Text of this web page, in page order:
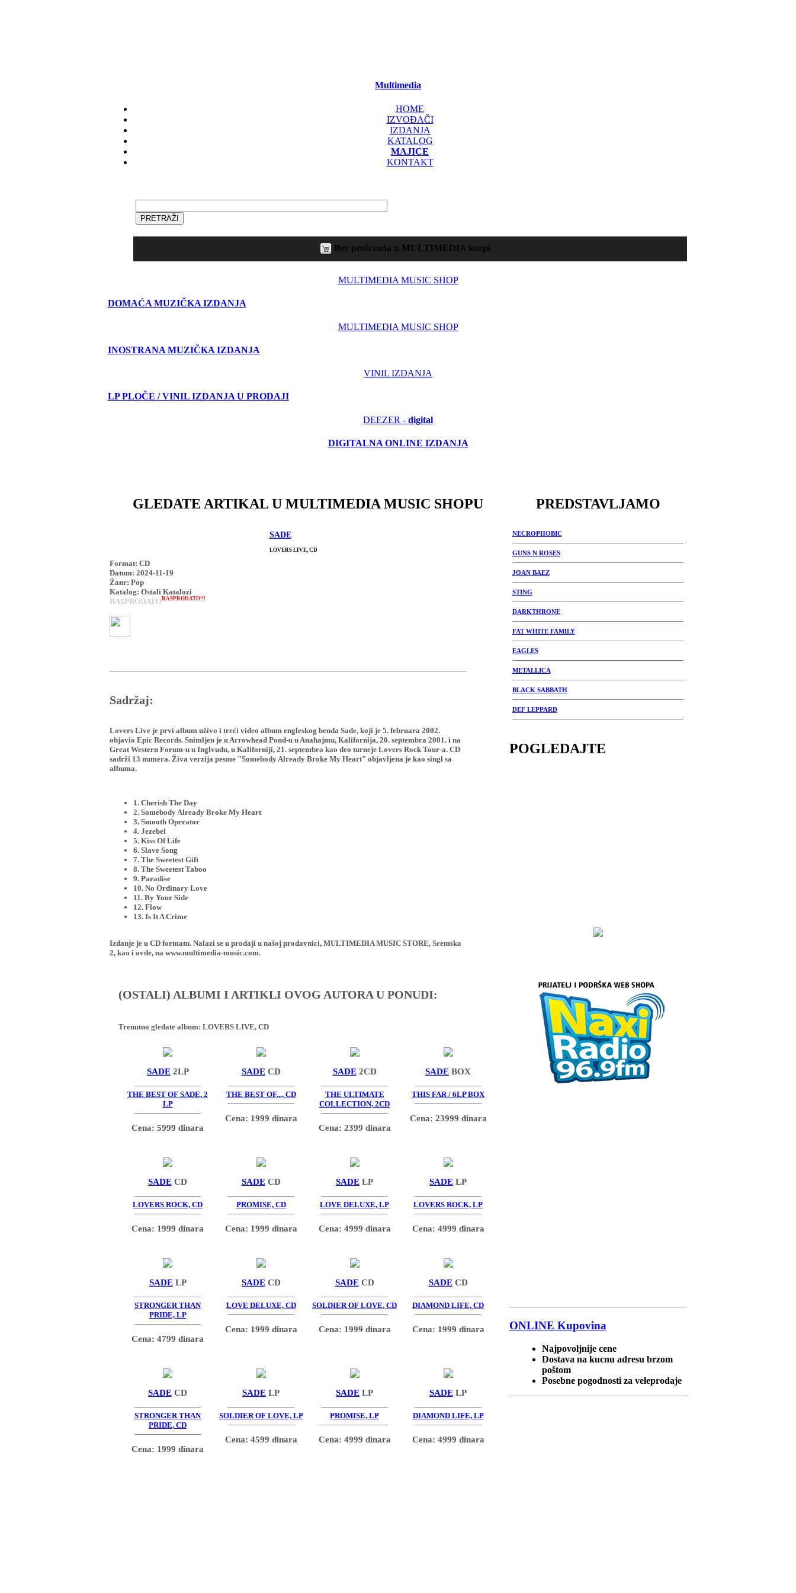
Multimedia
HOME
IZVOĐAČI
IZDANJA
KATALOG
MAJICE
KONTAKT
Bez proizvoda u MULTIMEDIA korpi
MULTIMEDIA MUSIC SHOP
DOMAĆA MUZIČKA IZDANJA
MULTIMEDIA MUSIC SHOP
INOSTRANA MUZIČKA IZDANJA
VINIL IZDANJA
LP PLOČE / VINIL IZDANJA U PRODAJI
DEEZER - digital
DIGITALNA ONLINE IZDANJA
GLEDATE ARTIKAL U MULTIMEDIA MUSIC SHOPU
RASPRODATO!!!
SADE
LOVERS LIVE, CD
Format: CD
Datum: 2024-11-19
Žanr: Pop
Katalog: Ostali Katalozi
RASPRODATO
Sadržaj:
Lovers Live je prvi album uživo i treći video album engleskog benda Sade, koji je 5. februara 2002.
objavio Epic Records. Snimljen je u Arrowhead Pond-u u Anahajmu, Kalifornija, 20. septembra 2001. i na
Great Western Forum-u u Inglvudu, u Kaliforniji, 21. septembra kao deo turneje Lovers Rock Tour-a. CD
sadrži 13 numera. Živa verzija pesme "Somebody Already Broke My Heart" objavljena je kao singl sa
albuma.
1. Cherish The Day
2. Somebody Already Broke My Heart
3. Smooth Operator
4. Jezebel
5. Kiss Of Life
6. Slave Song
7. The Sweetest Gift
8. The Sweetest Taboo
9. Paradise
10. No Ordinary Love
11. By Your Side
12. Flow
13. Is It A Crime
Izdanje je u CD formatu. Nalazi se u prodaji u našoj prodavnici, MULTIMEDIA MUSIC STORE, Sremska
2, kao i ovde, na www.multimedia-music.com.
(OSTALI) ALBUMI I ARTIKLI OVOG AUTORA U PONUDI:
Trenutno gledate album: LOVERS LIVE, CD
SADE2LP
THE BEST OF SADE, 2
LP
Cena: 5999 dinara
SADECD
THE BEST OF..., CD
Cena: 1999 dinara
SADE2CD
THE ULTIMATE
COLLECTION, 2CD
Cena: 2399 dinara
SADE BOX
THIS FAR / 6LP BOX
Cena: 23999 dinara
SADE CD
LOVERS ROCK, CD
Cena: 1999 dinara
SADECD
PROMISE, CD
Cena: 1999 dinara
SADE LP
LOVE DELUXE, LP
Cena: 4999 dinara
SADE LP
LOVERS ROCK, LP
Cena: 4999 dinara
SADELP
STRONGER THAN
PRIDE, LP
Cena: 4799 dinara
SADECD
LOVE DELUXE, CD
Cena: 1999 dinara
SADECD
SOLDIER OF LOVE, CD
Cena: 1999 dinara
SADECD
DIAMOND LIFE, CD
Cena: 1999 dinara
SADE CD
STRONGER THAN
PRIDE, CD
Cena: 1999 dinara
SADE LP
SOLDIER OF LOVE, LP
Cena: 4599 dinara
SADE LP
PROMISE, LP
Cena: 4999 dinara
SADE LP
DIAMOND LIFE, LP
Cena: 4999 dinara
PREDSTAVLJAMO
NECROPHOBIC
GUNS N ROSES
JOAN BAEZ
STING
DARKTHRONE
FAT WHITE FAMILY
EAGLES
METALLICA
BLACK SABBATH
DEF LEPPARD
POGLEDAJTE
ONLINE Kupovina
Najpovoljnije cene
Dostava na kucnu adresu brzom
poštom
Posebne pogodnosti za veleprodaje